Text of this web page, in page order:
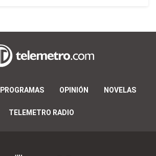
PROGRAMAS OPINIÓN NOVELAS
TELEMETRO RADIO